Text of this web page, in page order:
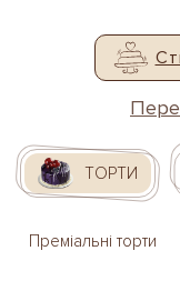
ТОРТИ
Преміальні торти